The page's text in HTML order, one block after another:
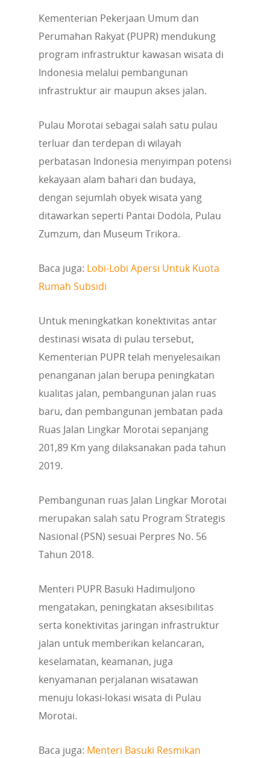
Kementerian Pekerjaan Umum dan
Perumahan Rakyat (PUPR) mendukung
program infrastruktur kawasan wisata di
Indonesia melalui pembangunan
infrastruktur air maupun akses jalan.
Pulau Morotai sebagai salah satu pulau
terluar dan terdepan di wilayah
perbatasan Indonesia menyimpan potensi
kekayaan alam bahari dan budaya,
dengan sejumlah obyek wisata yang
ditawarkan seperti Pantai Dodola, Pulau
Zumzum, dan Museum Trikora.
Baca juga: Lobi-Lobi Apersi Untuk Kuota
Rumah Subsidi
Untuk meningkatkan konektivitas antar
destinasi wisata di pulau tersebut,
Kementerian PUPR telah menyelesaikan
penanganan jalan berupa peningkatan
kualitas jalan, pembangunan jalan ruas
baru, dan pembangunan jembatan pada
Ruas Jalan Lingkar Morotai sepanjang
201,89 Km yang dilaksanakan pada tahun
2019.
Pembangunan ruas Jalan Lingkar Morotai
merupakan salah satu Program Strategis
Nasional (PSN) sesuai Perpres No. 56
Tahun 2018.
Menteri PUPR Basuki Hadimuljono
mengatakan, peningkatan aksesibilitas
serta konektivitas jaringan infrastruktur
jalan untuk memberikan kelancaran,
keselamatan, keamanan, juga
kenyamanan perjalanan wisatawan
menuju lokasi-lokasi wisata di Pulau
Morotai.
Baca juga: Menteri Basuki Resmikan